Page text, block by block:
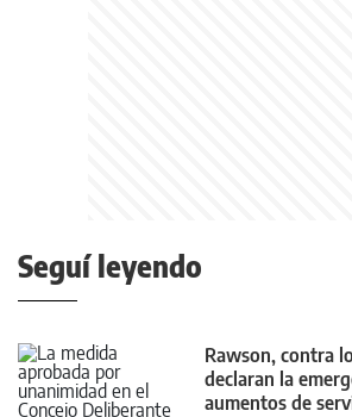
Seguí leyendo
Rawson, contra
declaran la
aumentos de